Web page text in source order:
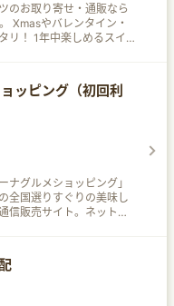
のお取り寄せ・通販なら
リ！ 1年中楽しめるスイ
意♪
ッピング（初回利
ナグルメショッピング」
全国選りすぐりの美味し
信販売サイト。ネット限